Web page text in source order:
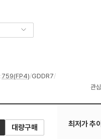
:759(FP4)/GDDR7/
관심
대량구매 최저가 추이